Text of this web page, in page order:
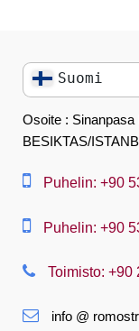
Suomi
English
العربية
中文
Suomi
Osoite : Sinanpasa
BESIKTAS/
Puhelin: +90
Puhelin: +90
Toimisto: +90
info @